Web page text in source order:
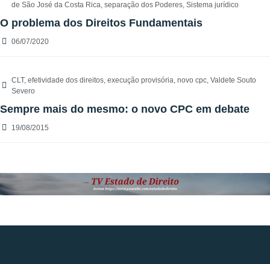
de São José da Costa Rica, separação dos Poderes, Sistema jurídico
O problema dos Direitos Fundamentais
06/07/2020
CLT, efetividade dos direitos, execução provisória, novo cpc, Valdete Souto
Severo
Sempre mais do mesmo: o novo CPC em debate
19/08/2015